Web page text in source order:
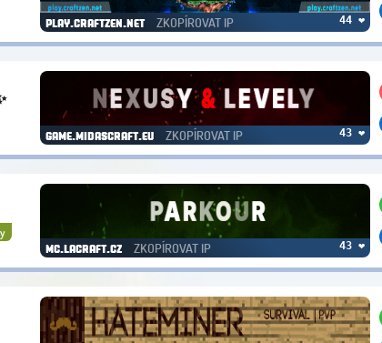
play.craftzen.net ZKOPÍROVAT IP 44 ❤
game.midascraft.eu ZKOPÍROVAT IP 43 ❤
mc.lacraft.cz ZKOPÍROVAT IP 43 ❤